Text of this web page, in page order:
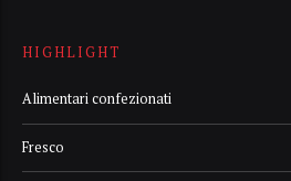
HIGHLIGHT
Alimentari confezionati
Fresco